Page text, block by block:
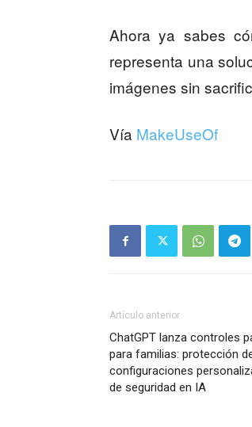
Ahora ya sabes
representa una
imágenes sin
Vía MakeUseOf
Artículo anterior
ChatGPT lanza controles
para familias: protección
configuraciones
de seguridad en IA